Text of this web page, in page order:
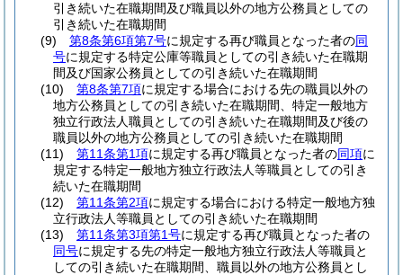
引き続いた在職期間及び職員以外の地方公務員としての
引き続いた在職期間
(9)
第8条第6項第7号に規定する再び職員となった者の同
号に規定する特定公庫等職員としての引き続いた在職期
間及び国家公務員としての引き続いた在職期間
(10)
第8条第7項に規定する場合における先の職員以外の
地方公務員としての引き続いた在職期間、特定一般地方
独立行政法人職員としての引き続いた在職期間及び後の
職員以外の地方公務員としての引き続いた在職期間
(11)
第11条第1項に規定する再び職員となった者の同項に
規定する特定一般地方独立行政法人等職員としての引き
続いた在職期間
(12)
第11条第2項に規定する場合における特定一般地方独
立行政法人等職員としての引き続いた在職期間
(13)
第11条第3項第1号に規定する再び職員となった者の
同号に規定する先の特定一般地方独立行政法人等職員と
しての引き続いた在職期間、職員以外の地方公務員とし